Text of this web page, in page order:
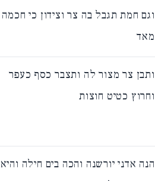
וגם חמת תגבל בה צר וצידון כי חכמה
מאד
ותבן צר מצור לה ותצבר כסף כעפר
וחרוץ כטיט חוצות
הנה אדני יורשנה והכה בים חילה והיא